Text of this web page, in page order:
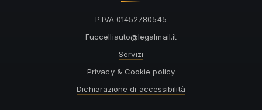
P.IVA 01452780545
ti.liamlagel
@otuailleccuF
Servizi
Privacy & Cookie policy
Dichiarazione di accessibilità